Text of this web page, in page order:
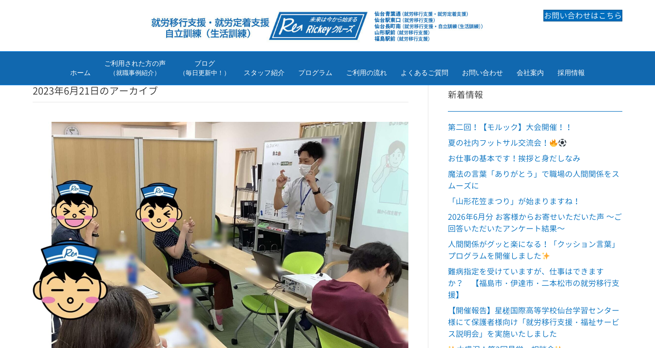
ホーム
ご利用された方の声
（就職事例紹介）
ブログ
（毎日更新中！） スタッフ紹介 プログラム ご利用の流れ よくあるご質問 お問い合わせ 会社案内 採用情報
お問い合わせはこちら
2023年6月21日のアーカイブ 新着情報
第二回！【モルック】大会開催！！
夏の社内フットサル交流会！
お仕事の基本です！挨拶と身だしなみ
魔法の言葉「ありがとう」で職場の人間関係をス
ムーズに
「山形花笠まつり」が始まりますね！
2026年6月分 お客様からお寄せいただいた声 ～ご
回答いただいたアンケート結果～
人間関係がグッと楽になる！「クッション言葉」
プログラムを開催しました
難病指定を受けていますが、仕事はできます
か？ 【福島市・伊達市・二本松市の就労移行支
援】
【開催報告】星槎国際高等学校仙台学習センター
様にて保護者様向け「就労移行支援・福祉サービ
ス説明会」を実施いたしました